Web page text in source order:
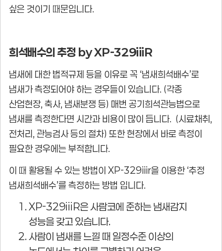
싶은 것이기 때문입니다.
희석배수의 추정 by XP-329iiiR
냄새에 대한 법적규제 등을 이유로 꼭 ‘냄새희석배수’로
냄새가 측정되어야 하는 경우들이 있습니다. (각종
산업현장, 축사, 냄새분쟁 등) 매번 공기희석관능법으로
냄새를 측정한다면 시간과 비용이 많이 듭니다. (시료채취,
전처리, 관능검사 등의 절차) 또한 현장에서 바로 측정이
필요한 경우에는 부적합니다.
이 때 활용될 수 있는 방법이 XP-329iiir을 이용한 ‘추정
냄새희석배수’를 측정하는 방법 입니다.
XP-329iiiR은 사람코에 준하는 냄새감지
성능을 갖고 있습니다.
사람이 냄새를 느낄 때 일정수준 이상의